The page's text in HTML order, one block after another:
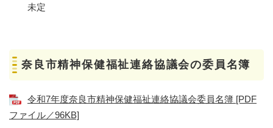
未定
奈良市精神保健福祉連絡協議会の委員名簿
令和7年度奈良市精神保健福祉連絡協議会委員名簿 [PDF
ファイル／96KB]